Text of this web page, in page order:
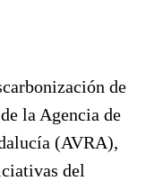
de
la Agencia de
(AVRA),
del